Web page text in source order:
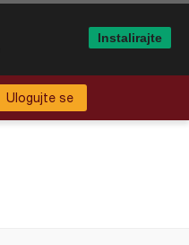
Ulogujte se
Instalirajte